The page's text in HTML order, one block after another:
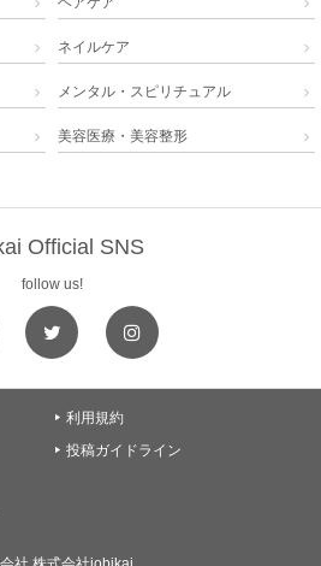
 ネイルケア 
 メンタル・スピリチュアル 
 美容医療・美容整形 
Official SNS
follow us!
 利用規約
 投稿ガイドライン